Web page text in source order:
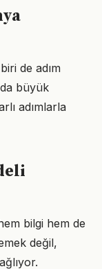
de adım
büyük
adımlarla
bilgi hem de
değil,